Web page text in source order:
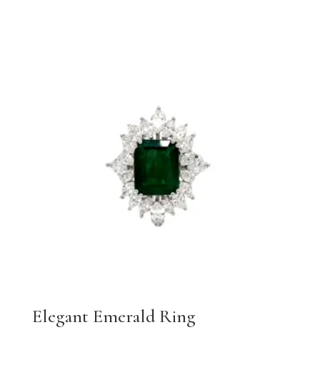
Elegant Emerald Ring